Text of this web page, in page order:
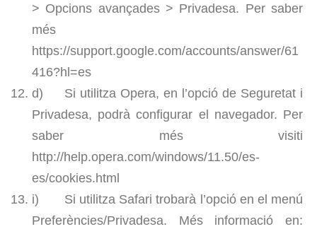
> Opcions avançades > Privadesa. Per saber
més
https://support.google.com/accounts/answer/61
416?hl=es
d) Si utilitza Opera, en l’opció de Seguretat i
Privadesa, podrà configurar el navegador. Per
saber més visiti
http://help.opera.com/windows/11.50/es-
es/cookies.html
i) Si utilitza Safari trobarà l’opció en el menú
Preferències/Privadesa. Més informació en: